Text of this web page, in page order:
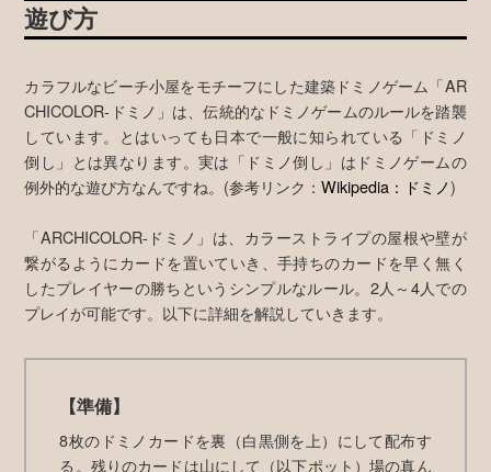
遊び方
カラフルなビーチ小屋をモチーフにした建築ドミノゲーム「AR
CHICOLOR-ドミノ」は、伝統的なドミノゲームのルールを踏襲
しています。とはいっても日本で一般に知られている「ドミノ
倒し」とは異なります。実は「ドミノ倒し」はドミノゲームの
例外的な遊び方なんですね。(参考リンク：Wikipedia：ドミノ)
「ARCHICOLOR-ドミノ」は、カラーストライプの屋根や壁が
繋がるようにカードを置いていき、手持ちのカードを早く無く
したプレイヤーの勝ちというシンプルなルール。2人～4人での
プレイが可能です。以下に詳細を解説していきます。
【準備】
8枚のドミノカードを裏（白黒側を上）にして配布す
る。残りのカードは山にして（以下ポット）場の真ん